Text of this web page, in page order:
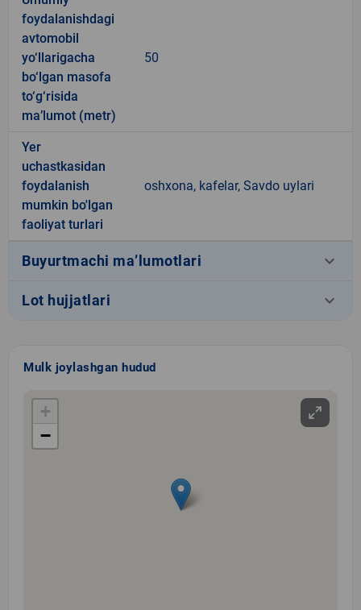
foydalanishdagi
avtomobil
yo‘llarigacha
bo‘lgan masofa
to‘g‘risida
ma’lumot (metr)
50
Yer
uchastkasidan
foydalanish
mumkin bo'lgan
faoliyat turlari
oshxona, kafelar, Savdo uylari
Buyurtmachi ma’lumotlari keyboard_arrow_down
Lot hujjatlari keyboard_arrow_down
Mulk joylashgan hudud
+
−